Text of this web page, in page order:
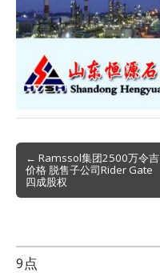
Post
navigation
← Ramssol集团2500万令吉
价格 脱售子公司Rider Gate
四成股权
9点